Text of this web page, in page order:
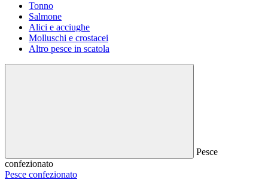
Tonno
Salmone
Alici e acciughe
Molluschi e crostacei
Altro pesce in scatola
Pesce
confezionato
Pesce confezionato